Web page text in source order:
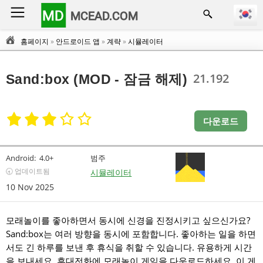
MD MCEAD.COM
홈페이지 » 안드로이드 앱 »계략»시뮬레이터
Sand:box (MOD - 잠금 해제) 21.192
다운로드
Android: 4.0+
🕣 업데이트됨
10 Nov 2025
범주
시뮬레이터
모래놀이를 좋아하면서 동시에 신경을 진정시키고 싶으신가요?
Sand:box는 여러 방향을 동시에 포함합니다. 좋아하는 일을 하면
서도 긴 하루를 보낸 후 휴식을 취할 수 있습니다. 유용하게 시간
을 보내세요. 휴대전화에 모래놀이 게임을 다운로드하세요. 이 게